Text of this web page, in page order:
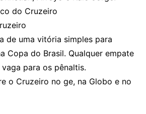
do Cruzeiro
de uma vitória simples para
Copa do Brasil. Qualquer empate
para os pênaltis.
o Cruzeiro no ge, na Globo e no